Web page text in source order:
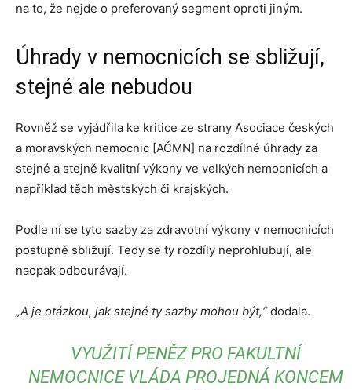
na to, že nejde o preferovaný segment oproti jiným.
Úhrady v nemocnicích se sbližují,
stejné ale nebudou
Rovněž se vyjádřila ke kritice ze strany Asociace českých
a moravských nemocnic [AČMN] na rozdílné úhrady za
stejné a stejně kvalitní výkony ve velkých nemocnicích a
například těch městských či krajských.
Podle ní se tyto sazby za zdravotní výkony v nemocnicích
postupně sbližují. Tedy se ty rozdíly neprohlubují, ale
naopak odbourávají.
„A je otázkou, jak stejné ty sazby mohou být,“dodala.
VYUŽITÍ PENĚZ PRO FAKULTNÍ
NEMOCNICE VLÁDA PROJEDNÁ KONCEM